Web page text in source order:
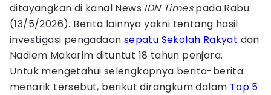
ditayangkan di kanal News IDN Timespada Rabu
(13/5/2026). Berita lainnya yakni tentang hasil
investigasi pengadaan sepatu Sekolah Rakyat dan
Nadiem Makarim dituntut 18 tahun penjara.
Untuk mengetahui selengkapnya berita-berita
menarik tersebut, berikut dirangkum dalam Top 5